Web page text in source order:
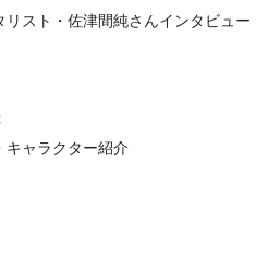
リスト・佐津間純さんインタビュー
キャラクター紹介